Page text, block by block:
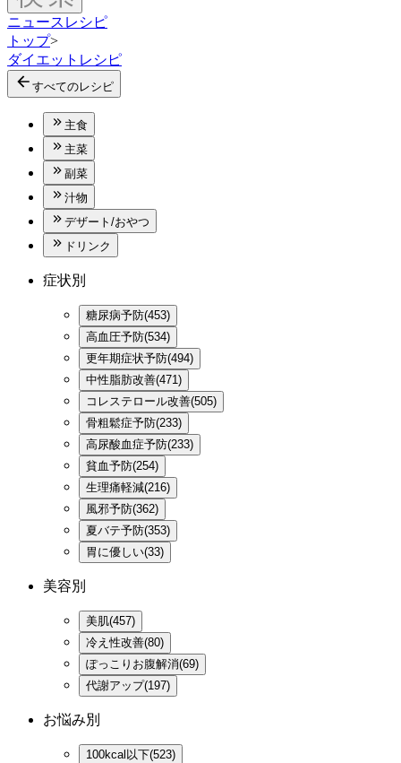
ニュース レシピ
トップ>
ダイエットレシピ
すべてのレシピ
主食
主菜
副菜
汁物
デザート/おやつ
ドリンク
症状別
糖尿病予防(453)
高血圧予防(534)
更年期症状予防(494)
中性脂肪改善(471)
コレステロール改善(505)
骨粗鬆症予防(233)
高尿酸血症予防(233)
貧血予防(254)
生理痛軽減(216)
風邪予防(362)
夏バテ予防(353)
胃に優しい(33)
美容別
美肌(457)
冷え性改善(80)
ぽっこりお腹解消(69)
代謝アップ(197)
お悩み別
100kcal以下(523)